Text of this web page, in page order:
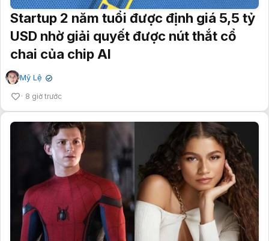
Startup 2 năm tuổi được định giá 5,5 tỷ
USD nhờ giải quyết được nút thắt cổ
chai của chip AI
Mỹ Lệ ✔
8 giờ trước